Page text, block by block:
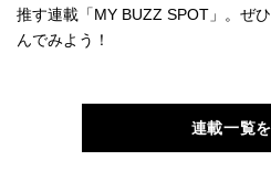
推す連載「MY BUZZ SPOT」。ぜ
んでみよう！
連載一覧